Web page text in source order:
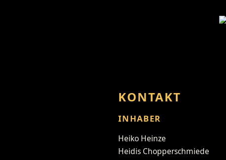
KONTAKT
INHABER
Heiko Heinze
Heidis Chopperschmiede